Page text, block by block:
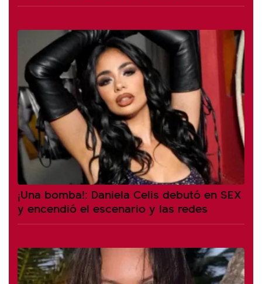
¡Una bomba!: Daniela Celis debutó en SEX
y encendió el escenario y las redes